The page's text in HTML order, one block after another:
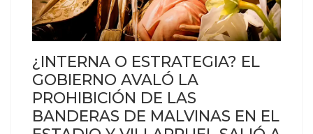
¿INTERNA O ESTRATEGIA? EL
GOBIERNO AVALÓ LA
PROHIBICIÓN DE LAS
BANDERAS DE MALVINAS EN EL